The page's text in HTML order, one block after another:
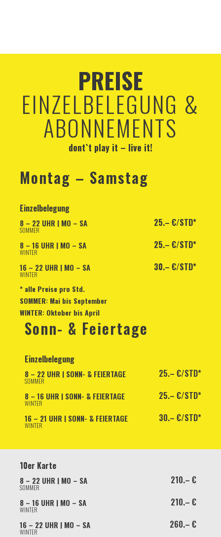
PREISE
EINZELBELEGUNG &
ABONNEMENTS
dont`t play it – live it!
Montag – Samstag
Einzelbelegung
8 – 22 UHR | MO – SA 25.– €/STD*
SOMMER
8 – 16 UHR | MO – SA 25.– €/STD*
WINTER
16 – 22 UHR | MO – SA 30.– €/STD*
WINTER
* alle Preise pro Std.
SOMMER: Mai bis September
WINTER: Oktober bis April
Sonn- & Feiertage
Einzelbelegung
8 – 22 UHR | SONN- & FEIERTAGE 25.– €/STD*
SOMMER
8 – 16 UHR | SONN- & FEIERTAGE 25.– €/STD*
WINTER
16 – 21 UHR | SONN- & FEIERTAGE 30.– €/STD*
WINTER
10er Karte
8 – 22 UHR | MO – SA 210.– €
SOMMER
8 – 16 UHR | MO – SA 210.– €
WINTER
16 – 22 UHR | MO – SA 260.– €
WINTER